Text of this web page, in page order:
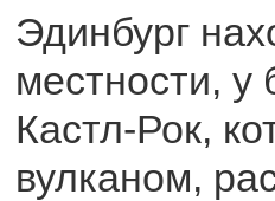
Эдинбург
местности, у
Кастл-Рок,
вулканом,